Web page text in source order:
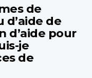
de
d’aide de
d’aide pour
je
de